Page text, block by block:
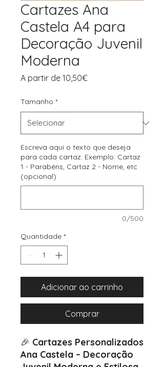
Cartazes Ana
Castela A4 para
Decoração Juvenil
Moderna
A partir de 10,50€Preço
Tamanho *
Escreva aqui o texto que deseja
para cada cartaz. Exemplo: Cartaz
1 - Parabéns, Cartaz 2 - Nome, etc
(opcional)
0/500
Quantidade *
Adicionar ao carrinho
Comprar
🎉 Cartazes Personalizados
Ana Castela – Decoração